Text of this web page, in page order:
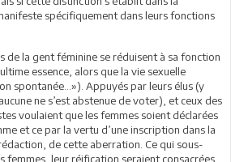
spécifiquement dans leurs fonctions
de la gent féminine se réduisent à sa fonction
essence, alors que la vie sexuelle
spontanée…»). Appuyés par leurs élus (y
ne s’est abstenue de voter), et ceux des
voulaient que les femmes soient déclarées
et ce par la vertu d’une inscription dans la
de cette aberration. Ce qui sous-
femmes, leur réification seraient consacrées